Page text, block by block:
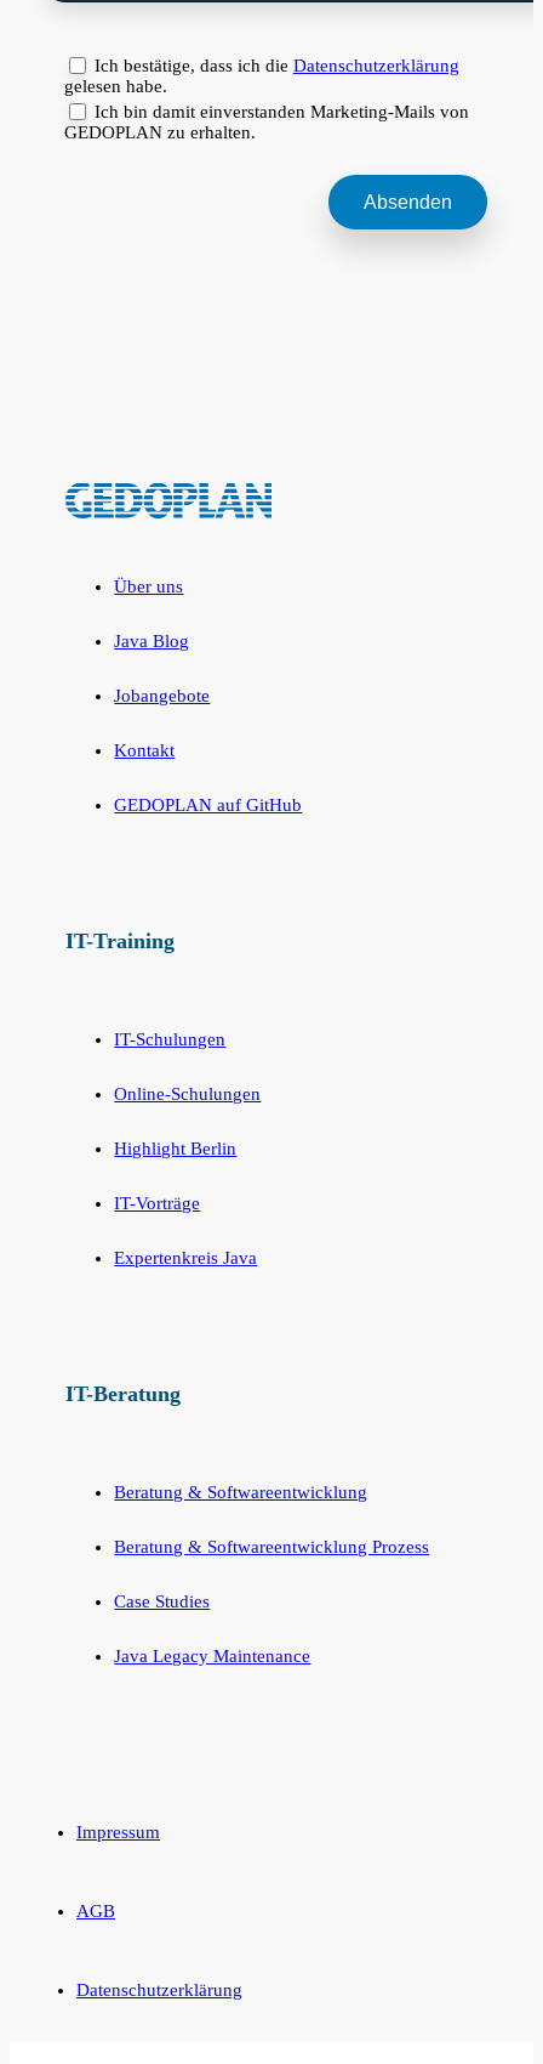
Ich bestätige, dass ich die Datenschutzerklärung
gelesen habe.
Ich bin damit einverstanden Marketing-Mails von
GEDOPLAN zu erhalten.
Über uns
Java Blog
Jobangebote
Kontakt
GEDOPLAN auf GitHub
IT-Training
IT-Schulungen
Online-Schulungen
Highlight Berlin
IT-Vorträge
Expertenkreis Java
IT-Beratung
Beratung & Softwareentwicklung
Beratung & Softwareentwicklung Prozess
Case Studies
Java Legacy Maintenance
Impressum
AGB
Datenschutzerklärung